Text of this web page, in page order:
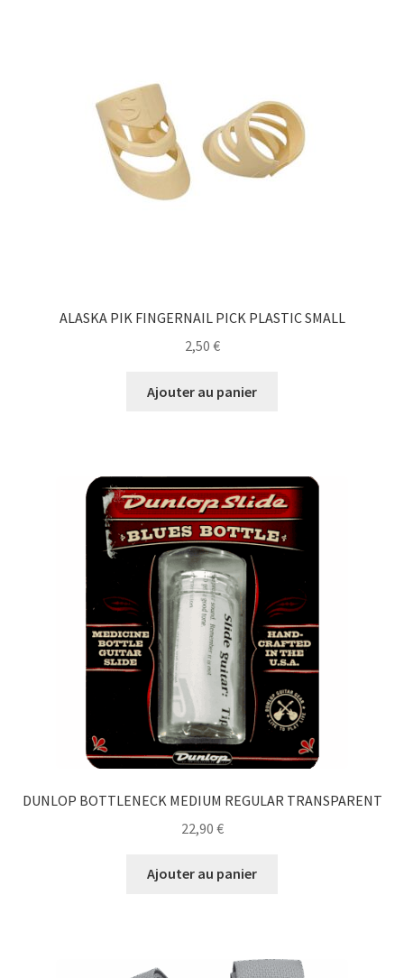
ALASKA PIK FINGERNAIL PICK PLASTIC SMALL
2,50 €
Ajouter au panier
DUNLOP BOTTLENECK MEDIUM REGULAR TRANSPARENT
22,90 €
Ajouter au panier